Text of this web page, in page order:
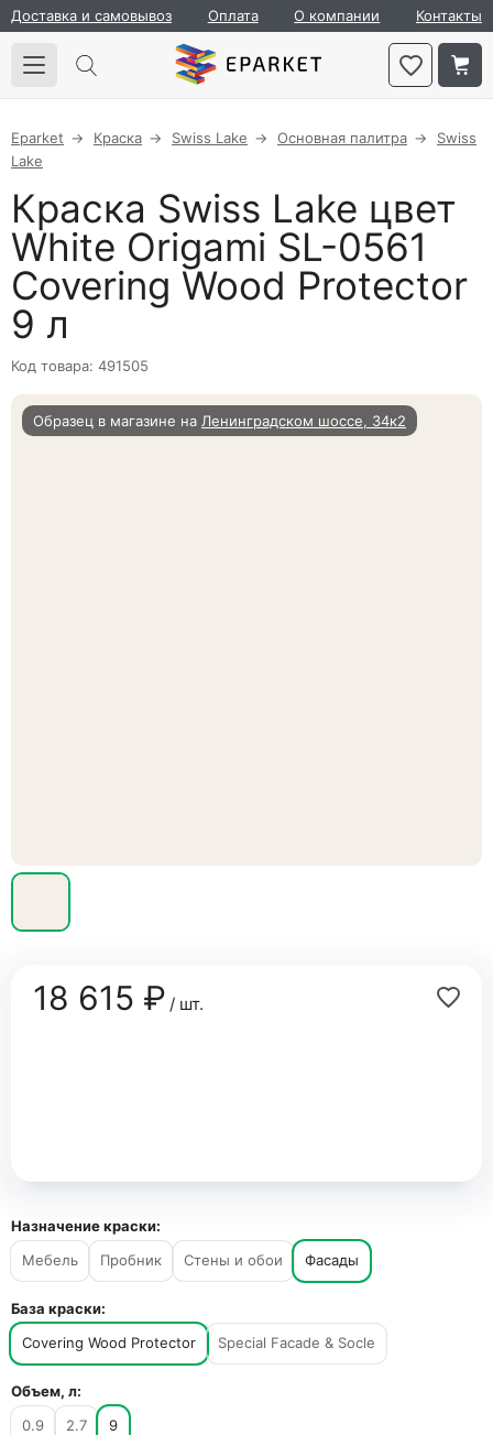
Доставка и самовывоз Оплата О компании Контакты
Eparket Краска Swiss Lake Основная палитра
Swiss
Lake
Краска Swiss Lake цвет
White Origami SL-0561
Covering Wood Protector
9 л
Код товара: 491505
Образец в магазине на Ленинградском шоссе, 34к2
18 615 ₽/ шт.
Назначение краски:
Мебель
Пробник Стены и обои Фасады
База краски:
Covering Wood Protector
Special Facade & Socle
Объем, л:
0.9
2.7 9